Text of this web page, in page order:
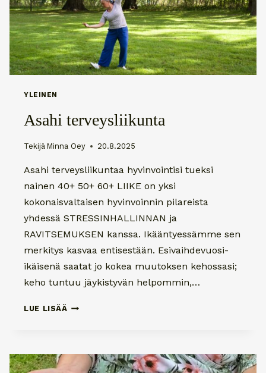
YLEINEN
Asahi terveysliikunta
Tekijä Minna Oey 20.8.2025
Asahi terveysliikuntaa hyvinvointisi tueksi
nainen 40+ 50+ 60+ LIIKE on yksi
kokonaisvaltaisen hyvinvoinnin pilareista
yhdessä STRESSINHALLINNAN ja
RAVITSEMUKSEN kanssa. Ikääntyessämme sen
merkitys kasvaa entisestään. Esivaihdevuosi-
ikäisenä saatat jo kokea muutoksen kehossasi;
keho tuntuu jäykistyvän helpommin,…
LUE LISÄÄ ASAHI